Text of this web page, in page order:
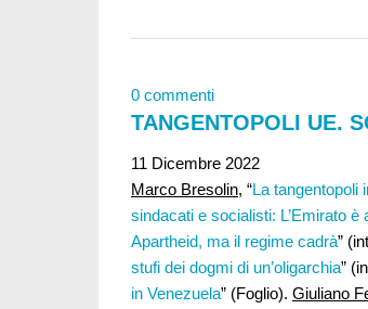
0 commenti
TANGENTOPOLI UE.
11 Dicembre 2022
Marco Bresolin, “La tangentopoli
sindacati e socialisti: L’Emirato è
Apartheid, ma il regime cadrà”
stufi dei dogmi di un’oligarchia”
in Venezuela” (Foglio). Giuliano